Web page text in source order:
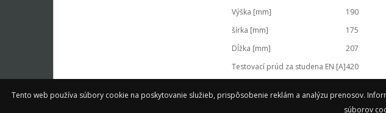
Tento web používa súbory cookie na poskytovanie služieb, prispôsobenie reklám a analýzu prenosov.
súborov
Výška [mm]
190
šírka [mm]
175
Dĺžka [mm]
207
Testovací prúd za studena EN [A]420